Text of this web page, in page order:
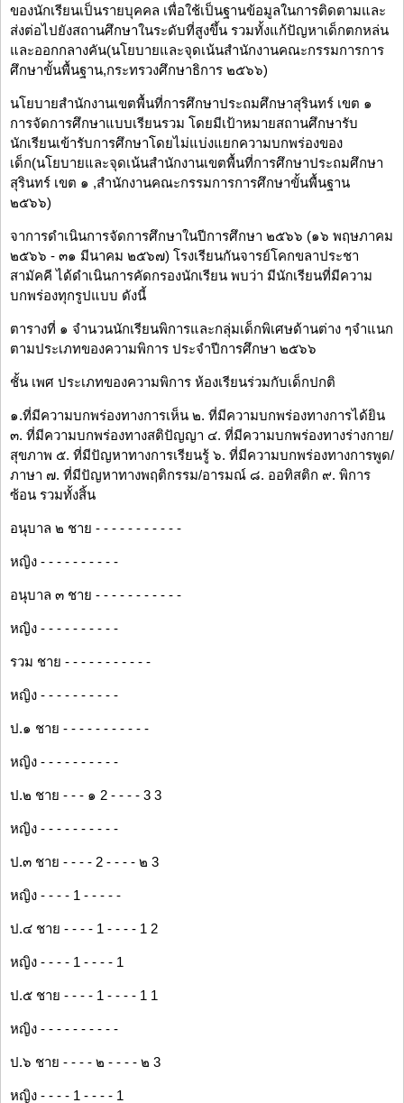
ของนักเรียนเป็นรายบุคคล เพื่อใช้เป็นฐานข้อมูลในการติดตามและ
ส่งต่อไปยังสถานศึกษาในระดับที่สูงขึ้น รวมทั้งแก้ปัญหาเด็กตกหล่น
และออกกลางคัน(นโยบายและจุดเน้นสำนักงานคณะกรรมการการ
ศึกษาขั้นพื้นฐาน,กระทรวงศึกษาธิการ ๒๕๖๖)
นโยบายสำนักงานเขตพื้นที่การศึกษาประถมศึกษาสุรินทร์ เขต ๑
การจัดการศึกษาแบบเรียนรวม โดยมีเป้าหมายสถานศึกษารับ
นักเรียนเข้ารับการศึกษาโดยไม่แบ่งแยกความบกพร่องของ
เด็ก(นโยบายและจุดเน้นสำนักงานเขตพื้นที่การศึกษาประถมศึกษา
สุรินทร์ เขต ๑ ,สำนักงานคณะกรรมการการศึกษาขั้นพื้นฐาน
๒๕๖๖)
จาการดำเนินการจัดการศึกษาในปีการศึกษา ๒๕๖๖ (๑๖ พฤษภาคม
๒๕๖๖ - ๓๑ มีนาคม ๒๕๖๗) โรงเรียนกันจารย์โคกขลาประชา
สามัคคี ได้ดำเนินการคัดกรองนักเรียน พบว่า มีนักเรียนที่มีความ
บกพร่องทุกรูปแบบ ดังนี้
ตารางที่ ๑ จำนวนนักเรียนพิการและกลุ่มเด็กพิเศษด้านต่าง ๆจำแนก
ตามประเภทของความพิการ ประจำปีการศึกษา ๒๕๖๖
ชั้น เพศ ประเภทของความพิการ ห้องเรียนร่วมกับเด็กปกติ
๑.ที่มีความบกพร่องทางการเห็น ๒. ที่มีความบกพร่องทางการได้ยิน
๓. ที่มีความบกพร่องทางสติปัญญา ๔. ที่มีความบกพร่องทางร่างกาย/
สุขภาพ ๕. ที่มีปัญหาทางการเรียนรู้ ๖. ที่มีความบกพร่องทางการพูด/
ภาษา ๗. ที่มีปัญหาทางพฤติกรรม/อารมณ์ ๘. ออทิสติก ๙. พิการ
ซ้อน รวมทั้งสิ้น
อนุบาล ๒ ชาย - - - - - - - - - - -
หญิง - - - - - - - - - -
อนุบาล ๓ ชาย - - - - - - - - - - -
หญิง - - - - - - - - - -
รวม ชาย - - - - - - - - - - -
หญิง - - - - - - - - - -
ป.๑ ชาย - - - - - - - - - - -
หญิง - - - - - - - - - -
ป.๒ ชาย - - - ๑ 2 - - - - 3 3
หญิง - - - - - - - - - -
ป.๓ ชาย - - - - 2 - - - - ๒ 3
หญิง - - - - 1 - - - - -
ป.๔ ชาย - - - - 1 - - - - 1 2
หญิง - - - - 1 - - - - 1
ป.๕ ชาย - - - - 1 - - - - 1 1
หญิง - - - - - - - - - -
ป.๖ ชาย - - - - ๒ - - - - ๒ 3
หญิง - - - - 1 - - - - 1